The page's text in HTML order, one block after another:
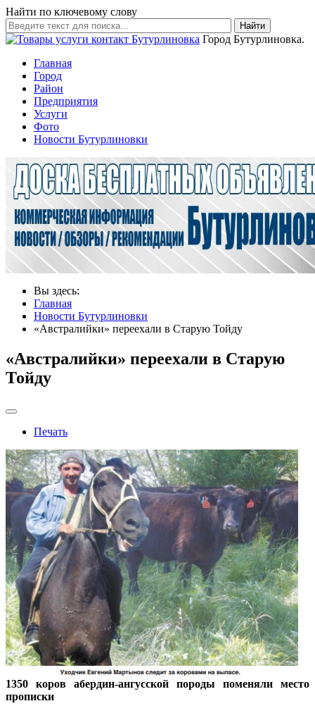
Найти по ключевому слову
Найти
Город Бутурлиновка.
Главная
Город
Район
Предприятия
Услуги
Фото
Новости Бутурлиновки
Вы здесь:
Главная
Новости Бутурлиновки
«Австралийки» переехали в Старую Тойду
«Австралийки» переехали в Старую
Тойду
Печать
1350 коров абердин-ангусской породы поменяли место
прописки